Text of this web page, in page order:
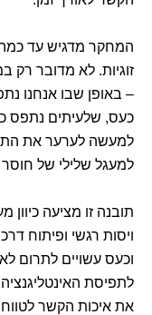
המחקר מדגיש עד כמה
זוגיות. לא מדובר רק
– באופן שבו אנחנו
כעס, שלעיתים נתפס
למעשה לערער את
למעגל שלילי של חוסר
תובנה זו מציעה
ויסות רגשי ופיתוח
וכעס עשויים לתרום
לתפיסת
את איכות הקשר